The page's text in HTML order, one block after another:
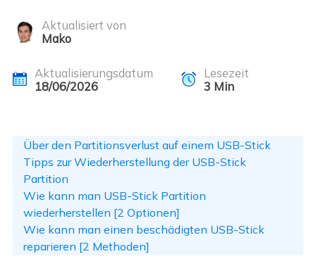
Aktualisiert von
Mako
Aktualisierungsdatum
18/06/2026
Lesezeit
3 Min
Über den Partitionsverlust auf einem USB-Stick
Tipps zur Wiederherstellung der USB-Stick
Partition
Wie kann man USB-Stick Partition
wiederherstellen [2 Optionen]
Wie kann man einen beschädigten USB-Stick
reparieren [2 Methoden]